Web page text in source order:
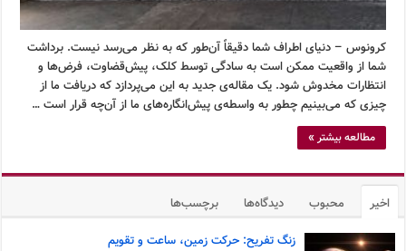
کرونوس – دنیای اطراف شما دقیقاً آن‌طور که به نظر می‌رسد نیست. برداشت
شما از واقعیت ممکن است به سادگی توسط کلک، پیش‌قضاوت، فرض‌ها و
انتظارات مخدوش شود. یک مقاله‌ی جدید به این می‌پردازد که دریافت ما از
چیزی که می‌بینیم چطور به واسطه‌ی پیش‌انگاره‌های ما از آن‌چه قرار است …
مطالعه بیشتر »
اخیر محبوب دیدگاه‌ها برچسب‌ها
زنگ تفریح: حرکت زمین، ساعت و تقویم